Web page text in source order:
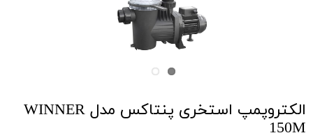
الکتروپمپ استخری پنتاکس مدل WINNER
150M